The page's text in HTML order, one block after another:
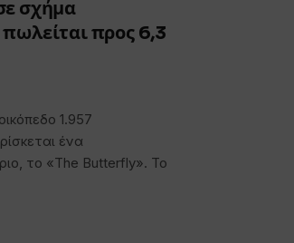
σχήμα
προς 6,3
1.957
ένα
το «The Butterfly». Το